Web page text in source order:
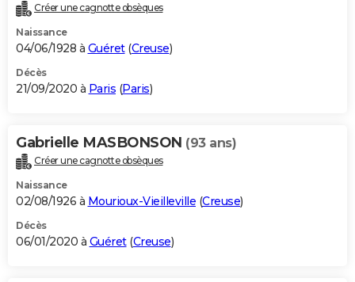
Créer une cagnotte obsèques
Naissance
04/06/1928 à Guéret(Creuse)
Décès
21/09/2020 à Paris (Paris)
Gabrielle MASBONSON (93 ans)
Créer une cagnotte obsèques
Naissance
02/08/1926 à Mourioux-Vieilleville (Creuse)
Décès
06/01/2020 à Guéret(Creuse)